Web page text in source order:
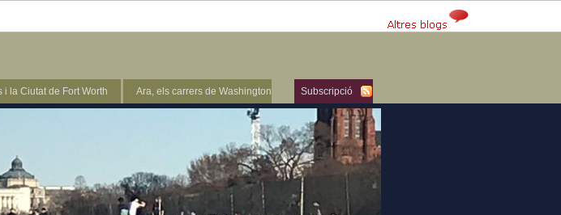
Subscripció
i la Ciutat de Fort Worth Ara, els carrers de Washington